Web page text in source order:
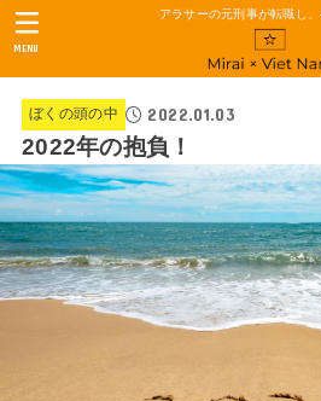
アラサーの元刑事が転職し
MENU
ぼくの頭の中 2022.01.03
2022年の抱負！